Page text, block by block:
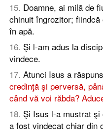
15. Doamne, ai milă de
chinuit îngrozitor;
în apă.
16. Şi l-am adus la
vindece.
17. Atunci Isus a
credinţă şi perversă,
când vă voi răbda?
18. Şi Isus l-a mustrat
a fost vindecat chiar din